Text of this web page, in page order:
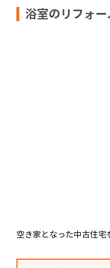
浴室のリフォ
空き家となった中古住宅